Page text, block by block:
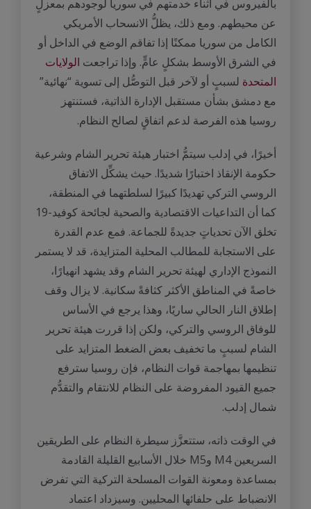
بالفيروس في أثناء خدمتهم في سوريا لوجودهم بمعزلٍ
عن محيطهم. ومع ذلك، يظلُّ الانسحاب الأمريكي
الكامل من سوريا ممكنًا إذا تفاقم الوضع في الداخل أو
في الشرق الأوسط بشكلٍ عامٍّ. وإذا تراجعت الولايات
المتحدة لسببٍ أو لآخر قبل التوصُّل إلى تسوية “نهائية”
مع دمشق بشأن مستقبل الإدارة الذاتية، فستنتهز
روسيا هذه الفرصة لدعم اتفاقٍ لصالح النظام.
أخيرًا، في إدلب سيتمُّ اختبار هيئة تحرير الشام وشرعية
حكومة الإنقاذ اختبارًا شديدًا. حيث يشكِّل الاتفاق
الروسي التركي تهديدًا كبيرًا لسلطتهما في المنطقة،
كما أن التداعيات الاقتصادية والصحية لجائحة كوفيد-19
تخلق الآن تحدياتٍ جديدةً للجماعة. فمع عدم القدرة
على الاستجابة للمطالب المحلية المتزايدة، قد لا يستمر
النموذج الإداري لهيئة تحرير الشام وقد يشهد انهيارًا،
خاصةً في المناطق الأكثر كثافةً سكانية. لا يزال وقف
إطلاق النار الحالي ساريًا، وهذا يرجع في الأساس
للوفاق الروسي والتركي، ولكن إذا قررت هيئة تحرير
الشام لسببٍ ما تخفيف بعض الضغط المتزايد على
تنظيمها بمهاجمة قوات النظام، فإن روسيا سترفع
جميع القيود المفروضة على النظام للانتقام والتقدُّم
شمال إدلب.
في الوقت ذاته، ستتعزَّز سيطرة النظام على الطريقين
السريعين M4 وM5 خلال الأسابيع القليلة القادمة
بمساعدة ومعونة القوات المسلحة التركية التي تفرض
الانضباط على حلفائها المحليين. وسيزداد اعتماد